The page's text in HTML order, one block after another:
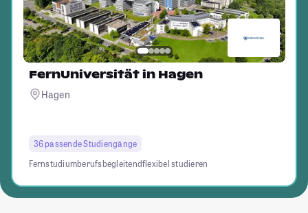
FernUniversität in Hagen
Hagen
36 passende Studiengänge
Fernstudiumberufsbegleitendflexibel studieren